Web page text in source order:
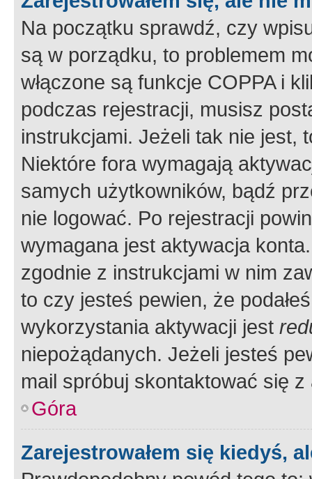
Na początku sprawdź, czy
są w porządku, to problemem
włączone są funkcje COPPA i
podczas rejestracji, musisz
instrukcjami. Jeżeli tak nie jest,
Niektóre fora wymagają
samych użytkowników, bądź
nie logować. Po rejestracji
wymagana jest aktywacja
zgodnie z instrukcjami w nim
to czy jesteś pewien, że
wykorzystania aktywacji jest
niepożądanych. Jeżeli jesteś
mail spróbuj skontaktować się
Góra
Zarejestrowałem się kiedyś,